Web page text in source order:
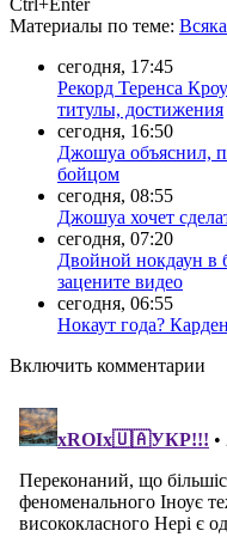
Ctrl+Enter
Материалы по теме:
сегодня, 17:45
Рекорд Теренса
титулы, достижения
сегодня, 16:50
Джошуа объяснил,
бойцом
сегодня, 08:55
Джошуа хочет
сегодня, 07:20
Двойной нокдаун в
зацените видео
сегодня, 06:55
Нокаут года?
Включить комментарии